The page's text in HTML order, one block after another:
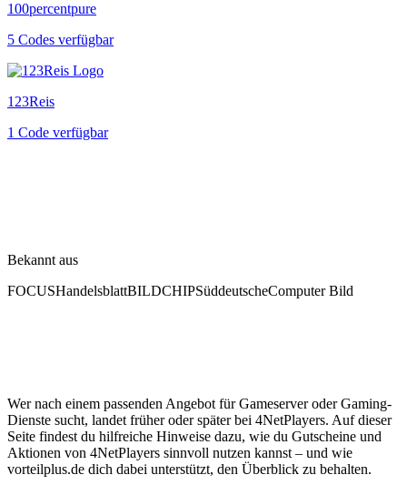
100percentpure
5 Codes verfügbar
123Reis
1 Code verfügbar
Bekannt aus
FOCUSHandelsblattBILDCHIPSüddeutscheComputer Bild
Wer nach einem passenden Angebot für Gameserver oder Gaming-
Dienste sucht, landet früher oder später bei 4NetPlayers. Auf dieser
Seite findest du hilfreiche Hinweise dazu, wie du Gutscheine und
Aktionen von 4NetPlayers sinnvoll nutzen kannst – und wie
vorteilplus.de dich dabei unterstützt, den Überblick zu behalten.